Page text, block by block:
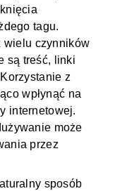
tagu.
wielu czynników
są treść, linki
z
wpłynąć na
internetowej.
może
przez
sposób